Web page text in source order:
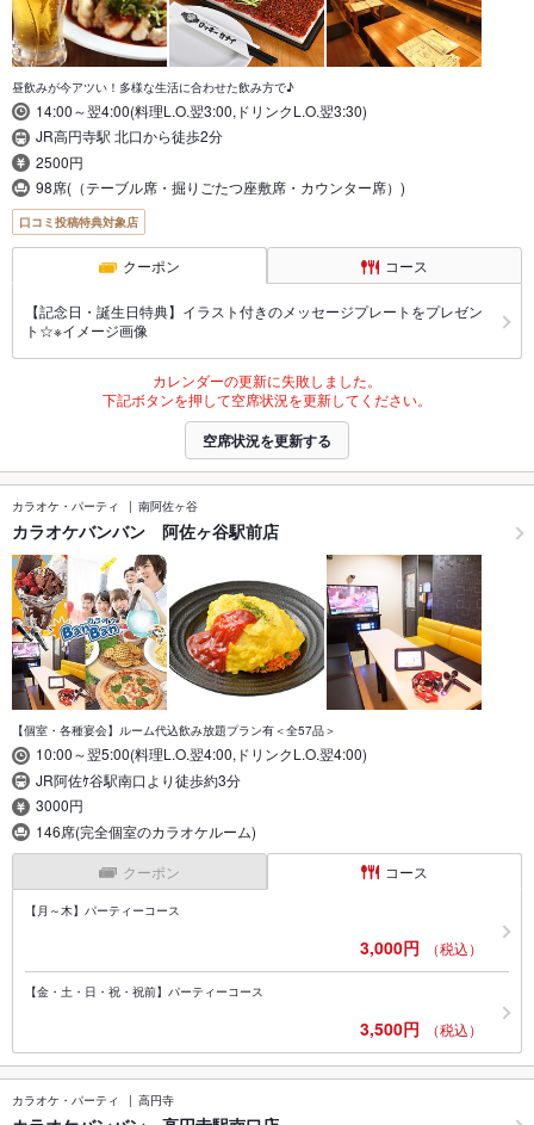
昼飲みが今アツい！多様な生活に合わせた飲み方で♪
14:00～翌4:00(料理L.O.翌3:00,ドリンクL.O.翌3:30)
JR高円寺駅 北口から徒歩2分
2500円
98席(（テーブル席・掘りごたつ座敷席・カウンター席）)
口コミ投稿特典対象店
クーポン コース
【記念日・誕生日特典】イラスト付きのメッセージプレートをプレゼン
ト☆※イメージ画像
カレンダーの更新に失敗しました。
下記ボタンを押して空席状況を更新してください。
空席状況を更新する
カラオケ・パーティ 南阿佐ヶ谷
カラオケバンバン 阿佐ヶ谷駅前店
【個室・各種宴会】ルーム代込飲み放題プラン有＜全57品＞
10:00～翌5:00(料理L.O.翌4:00,ドリンクL.O.翌4:00)
JR阿佐ｹ谷駅南口より徒歩約3分
3000円
146席(完全個室のカラオケルーム)
クーポン コース
【月～木】パーティーコース
3,000円 （税込）
【金・土・日・祝・祝前】パーティーコース
3,500円 （税込）
カラオケ・パーティ 高円寺